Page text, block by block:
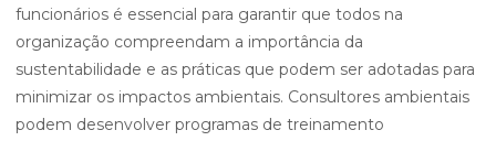
funcionários é essencial para garantir que todos na
organização compreendam a importância da
sustentabilidade e as práticas que podem ser adotadas para
minimizar os impactos ambientais. Consultores ambientais
podem desenvolver programas de treinamento